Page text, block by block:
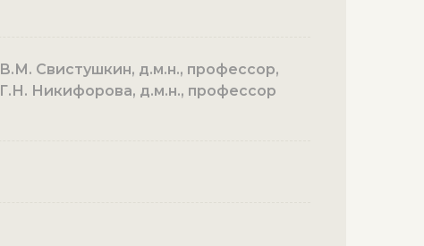
В.М. Свистушкин, д.м.н., профессор,
Г.Н. Никифорова, д.м.н., профессор